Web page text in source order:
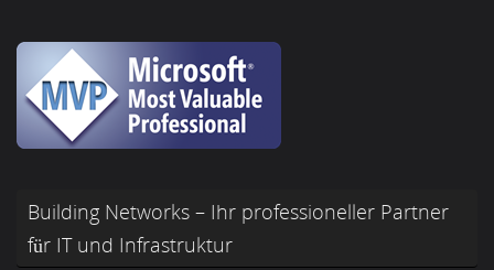
Building Networks – Ihr professioneller Partner
für IT und Infrastruktur